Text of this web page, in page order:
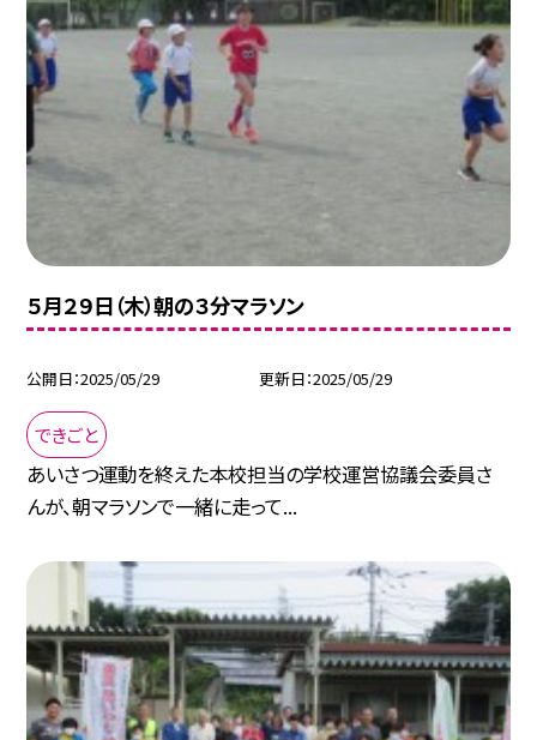
５月２９日（木）朝の３分マラソン
公開日 2025/05/29 更新日 2025/05/29
できごと
あいさつ運動を終えた本校担当の学校運営協議会委員さ
んが、朝マラソンで一緒に走って...